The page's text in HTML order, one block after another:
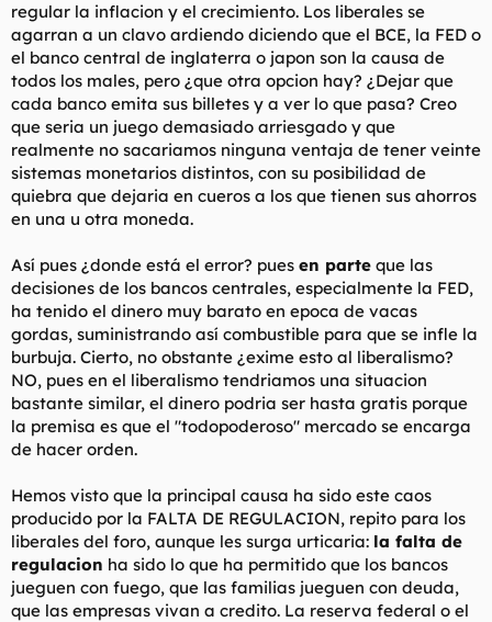
regular la inflacion y el crecimiento. Los liberales se
agarran a un clavo ardiendo diciendo que el BCE, la FED o
el banco central de inglaterra o japon son la causa de
todos los males, pero ¿que otra opcion hay? ¿Dejar que
cada banco emita sus billetes y a ver lo que pasa? Creo
que seria un juego demasiado arriesgado y que
realmente no sacariamos ninguna ventaja de tener veinte
sistemas monetarios distintos, con su posibilidad de
quiebra que dejaria en cueros a los que tienen sus ahorros
en una u otra moneda.
Así pues ¿donde está el error? pues en parte que las
decisiones de los bancos centrales, especialmente la FED,
ha tenido el dinero muy barato en epoca de vacas
gordas, suministrando así combustible para que se infle la
burbuja. Cierto, no obstante ¿exime esto al liberalismo?
NO, pues en el liberalismo tendriamos una situacion
bastante similar, el dinero podria ser hasta gratis porque
la premisa es que el "todopoderoso" mercado se encarga
de hacer orden.
Hemos visto que la principal causa ha sido este caos
producido por la FALTA DE REGULACION, repito para los
liberales del foro, aunque les surga urticaria: la falta de
regulacion ha sido lo que ha permitido que los bancos
jueguen con fuego, que las familias jueguen con deuda,
que las empresas vivan a credito. La reserva federal o el